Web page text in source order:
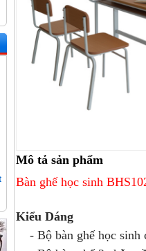
Mô tả sản phẩm
Bàn ghế học sinh
Kiểu Dáng
- Bộ bàn ghế học sinh